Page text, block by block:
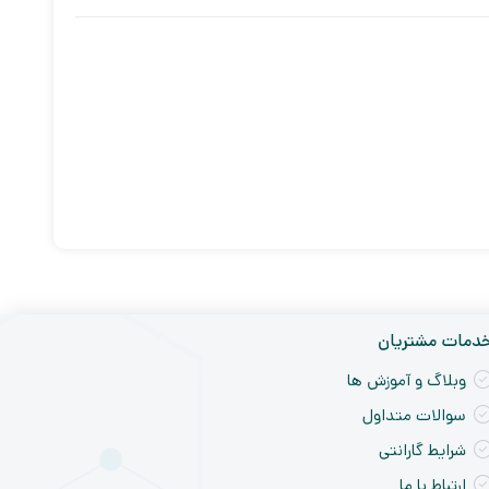
مشتریان
وبلاگ و آموزش ها
سوالات متداول
شرایط گارانتی